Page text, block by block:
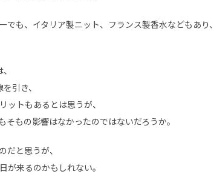
でも、イタリア製ニット、フランス製香水などもあり、
引き、
ットもあるとは思うが、
そもの影響はなかったのではないだろうか。
だと思うが、
が来るのかもしれない。